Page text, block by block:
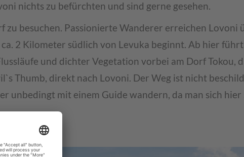
nichts zu befürchten und sind gerne gesehen.
zu besuchen. Passionierte Wanderer erreichen Lovoni
2 Kilometer südlich von Levuka beginnt. Ab hier
und dichter Vegetation vorbei am Dorf Tokou,
Thumb, direkt nach Lovoni. Der Weg ist nicht
unbedingt mit einem Guide wandern, da man sich hier